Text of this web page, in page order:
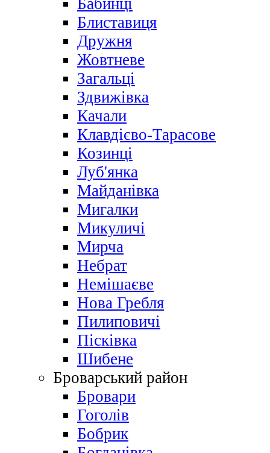
Бабинці
Блиставиця
Дружня
Жовтневе
Загальці
Здвижівка
Качали
Клавдієво-Тарасове
Козинці
Луб'янка
Майданівка
Мигалки
Микуличі
Мирча
Небрат
Немішаєве
Нова Гребля
Пилиповичі
Пісківка
Шибене
Броварський район
Бровари
Гоголів
Бобрик